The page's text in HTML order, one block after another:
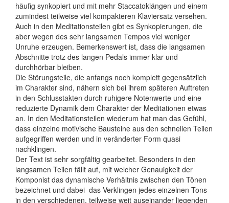
häufig synkopiert und mit mehr Staccatoklängen und einem
zumindest teilweise viel kompakteren Klaviersatz versehen.
Auch in den Meditationsteilen gibt es Synkopierungen, die
aber wegen des sehr langsamen Tempos viel weniger
Unruhe erzeugen. Bemerkenswert ist, dass die langsamen
Abschnitte trotz des langen Pedals immer klar und
durchhörbar bleiben.
Die Störungsteile, die anfangs noch komplett gegensätzlich
im Charakter sind, nähern sich bei ihrem späteren Auftreten
in den Schlusstakten durch ruhigere Notenwerte und eine
reduzierte Dynamik dem Charakter der ­Meditationen etwas
an. In den ­Meditationsteilen wiederum hat man das Gefühl,
dass einzelne motivische Bausteine aus den schnellen Teilen
aufgegriffen werden und in veränderter Form quasi
nachklingen.
Der Text ist sehr sorgfältig gearbeitet. Besonders in den
langsamen Teilen fällt auf, mit welcher Genauigkeit der
Komponist das dynamische Verhältnis zwischen den Tönen
bezeichnet und dabei das Verklingen jedes einzelnen Tons
in den verschiedenen, teilweise weit auseinander liegenden